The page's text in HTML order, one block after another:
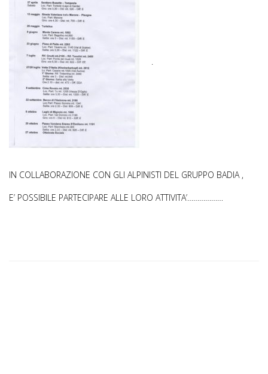
.
IN COLLABORAZIONE CON GLI ALPINISTI DEL GRUPPO BADIA ,
E’ POSSIBILE PARTECIPARE ALLE LORO ATTIVITA’………………